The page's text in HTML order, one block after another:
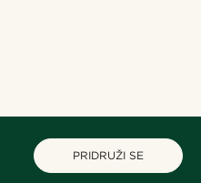
PRIDRUŽI SE